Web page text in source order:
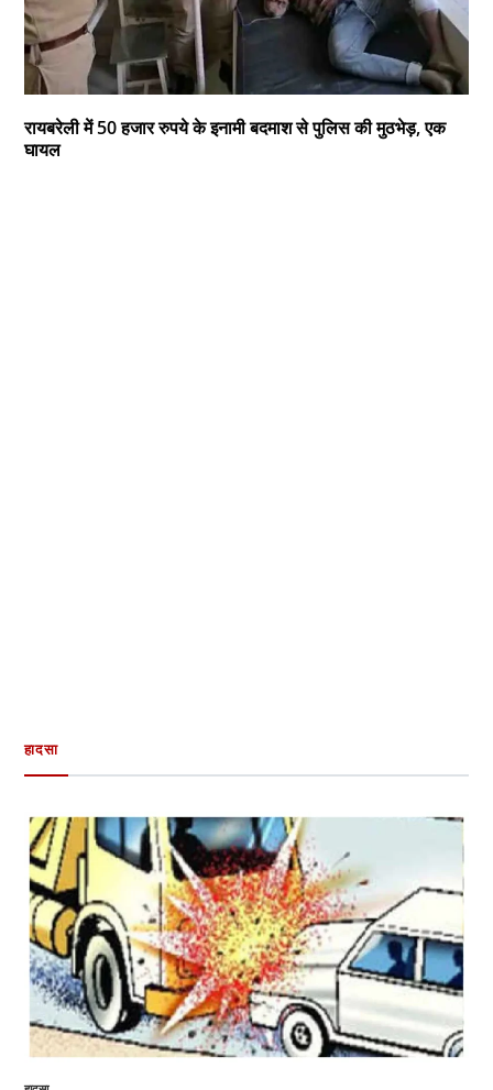
रायबरेली में 50 हजार रुपये के इनामी बदमाश से पुलिस की मुठभेड़, एक
घायल
हादसा